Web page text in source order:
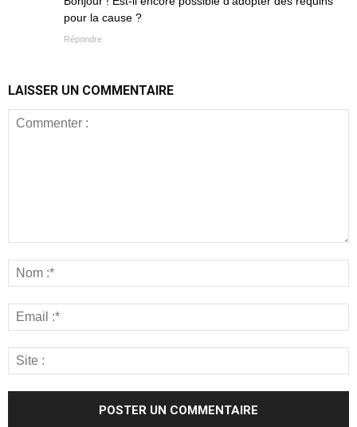
pour la cause ?
Répondre
LAISSER UN COMMENTAIRE